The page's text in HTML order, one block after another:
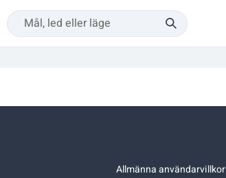
Allmänna användarvillkor